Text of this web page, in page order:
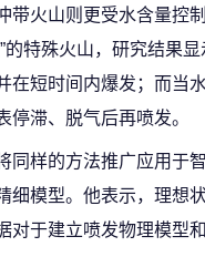
带火山则更受水含量控
的特殊火山，研究结果
在短时间内爆发；而当
停滞、脱气后再喷发。
同样的方法推广应用于
细模型。他表示，理想
对于建立喷发物理模型